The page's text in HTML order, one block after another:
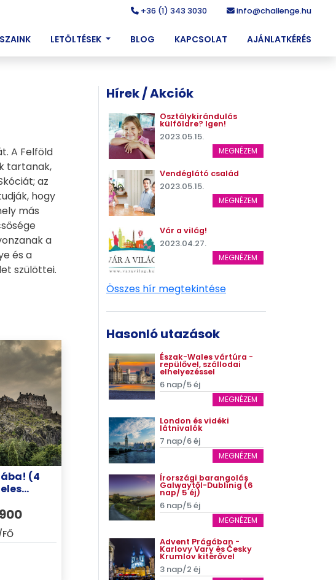
+36 (1) 343 3030 info@challenge.hu
LETÖLTÉSEK BLOG KAPCSOLAT AJÁNLATKÉRÉS
A Felföld
tartanak,
az
hogy
más
a
és a
szülöttei.
(4
Hírek / Akciók
Osztálykirándulás
külföldre? Igen!
2023.05.15.
MEGNÉZEM
Vendéglátó család
2023.05.15.
MEGNÉZEM
Vár a világ!
2023.04.27.
MEGNÉZEM
Összes hír megtekintése
Hasonló utazások
Észak-Wales vártúra -
repülővel, szállodai
elhelyezéssel
6 nap/5 éj
MEGNÉZEM
London és vidéki
látnivalók
7 nap/6 éj
MEGNÉZEM
Írországi barangolás
Galwaytől-Dublinig (6
nap/ 5 éj)
6 nap/5 éj
MEGNÉZEM
Advent Prágában -
Karlovy Vary és Česky
Krumlov kitérővel
3 nap/2 éj